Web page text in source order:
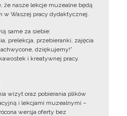
że nasze lekcje muzealne będą
w Waszej pracy dydaktycznej.
same za siebie:
prelekcja, przebieranki, zajęcia
dziękujemy!”
i kreatywnej pracy.
wizyt oraz pobierania plików
i lekcjami muzealnymi –
wersja oferty bez